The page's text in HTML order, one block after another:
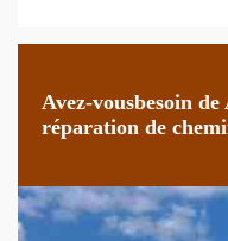
Avez-vousbesoin
réparation de